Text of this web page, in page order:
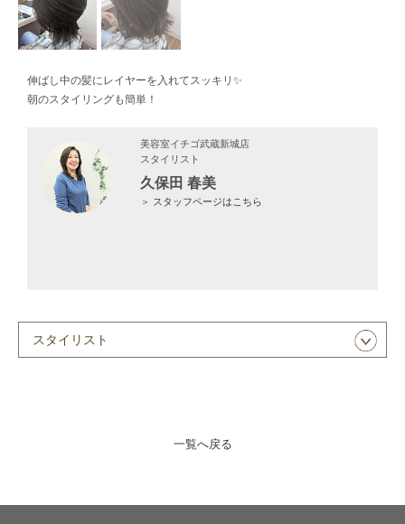
伸ばし中の髪にレイヤーを入れてスッキリ✨
朝のスタイリングも簡単！
美容室イチゴ武蔵新城店
スタイリスト
久保田 春美
＞ スタッフページはこちら
一覧へ戻る